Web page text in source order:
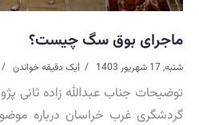
ماجرای بوق سگ چیست؟
شنبه, 17 شهریور 1403 |یک دقیقه خواندن
توضیحات جناب عبدالله زاده ثانی
گردشگری غرب خراسان درباره